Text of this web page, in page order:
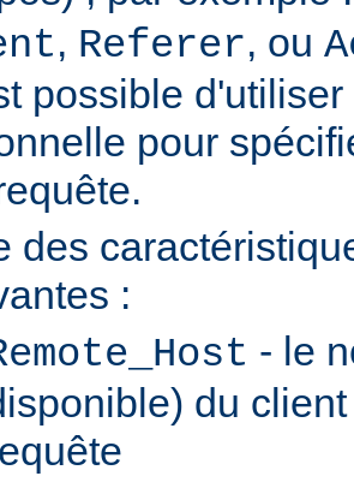
, Referer, ou
possible
pour
des
:
- le
du